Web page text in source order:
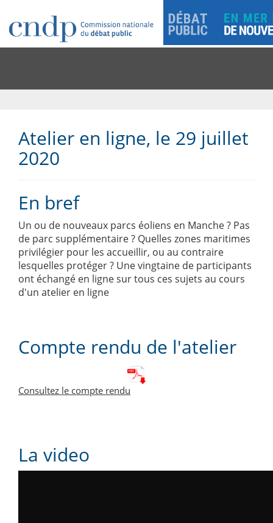
Atelier en ligne, le 29 juillet
2020
En bref
Un ou de nouveaux parcs éoliens en Manche ? Pas
de parc supplémentaire ? Quelles zones maritimes
privilégier pour les accueillir, ou au contraire
lesquelles protéger ? Une vingtaine de participants
ont échangé en ligne sur tous ces sujets au cours
d'un atelier en ligne
Compte rendu de l'atelier
Consultez le compte rendu
La video